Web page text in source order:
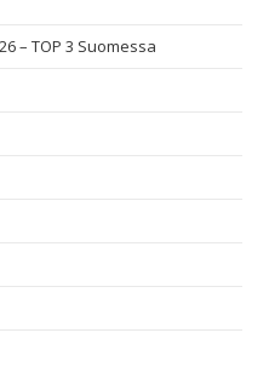
– TOP 3 Suomessa